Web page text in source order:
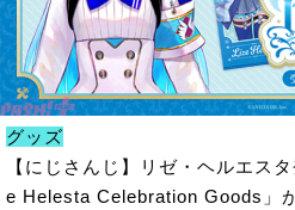
グッズ
【にじさんじ】リゼ・ヘルエス
e Helesta Celebration Goods」